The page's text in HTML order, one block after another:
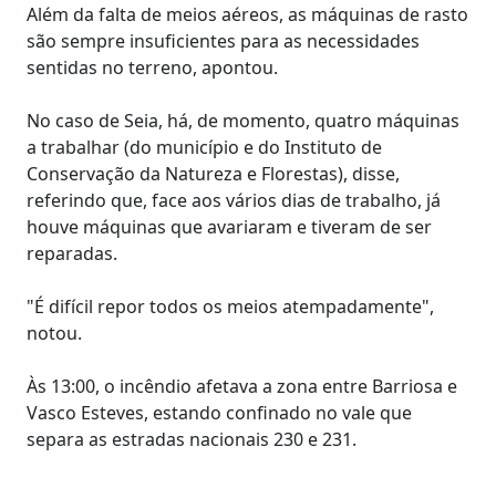
Além da falta de meios aéreos, as máquinas de rasto
são sempre insuficientes para as necessidades
sentidas no terreno, apontou.
No caso de Seia, há, de momento, quatro máquinas
a trabalhar (do município e do Instituto de
Conservação da Natureza e Florestas), disse,
referindo que, face aos vários dias de trabalho, já
houve máquinas que avariaram e tiveram de ser
reparadas.
"É difícil repor todos os meios atempadamente",
notou.
Às 13:00, o incêndio afetava a zona entre Barriosa e
Vasco Esteves, estando confinado no vale que
separa as estradas nacionais 230 e 231.